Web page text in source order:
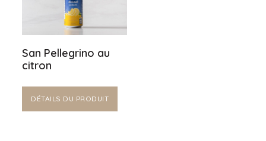
San Pellegrino au
citron
DÉTAILS DU PRODUIT